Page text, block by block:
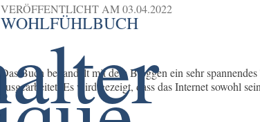
VERÖFFENTLICHT AM03.04.2022
WOHLFÜHLBUCH
Das Buch behandelt mit dem Bloggen ein sehr
ausgearbeitet. Es wird gezeigt, dass das Internet sowohl